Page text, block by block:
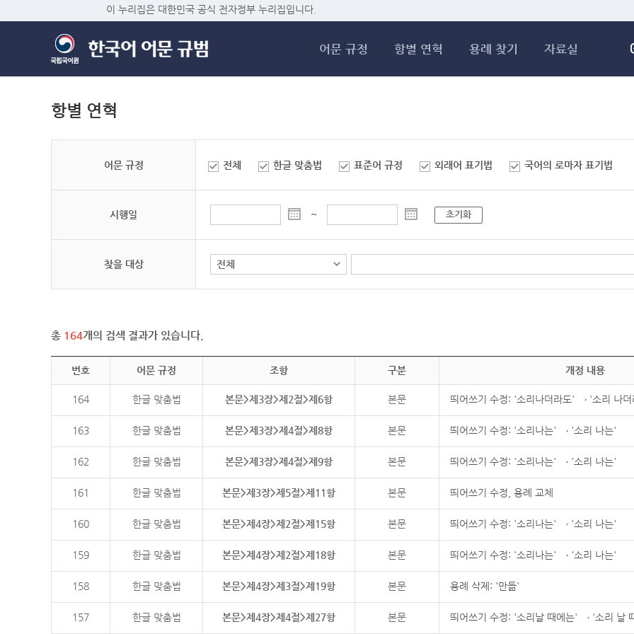
이 누리집은 대한민국 공식 전자정부 누리집입니다.
어문 규정 항별 연혁 용례 찾기 자료실
항별 연혁
어문 규정 전체 한글 맞춤법 표준어 규정 외래어 표기법 국어의 로마자 표기법
시행일 ~ 초기화
찾을 대상
총 164개의 검색 결과가 있습니다.
번호 어문 규정 조항 구분 개정 내용
164 한글 맞춤법 본문>제3장>제2절>제6항 본문 띄어쓰기 수정: '소리나더라도' → '소리 나더
163 한글 맞춤법 본문>제3장>제4절>제8항 본문 띄어쓰기 수정: '소리나는' → '소리 나는'
162 한글 맞춤법 본문>제3장>제4절>제9항 본문 띄어쓰기 수정: '소리나는' → '소리 나는'
161 한글 맞춤법 본문>제3장>제5절>제11항 본문 띄어쓰기 수정, 용례 교체
160 한글 맞춤법 본문>제4장>제2절>제15항 본문 띄어쓰기 수정: '소리나는' → '소리 나는'
159 한글 맞춤법 본문>제4장>제2절>제18항 본문 띄어쓰기 수정: '소리나는' → '소리 나는'
158 한글 맞춤법 본문>제4장>제3절>제19항 본문 용례 삭제: '만듦'
157 한글 맞춤법 본문>제4장>제4절>제27항 본문 띄어쓰기 수정: '소리날 때에는' → '소리 날